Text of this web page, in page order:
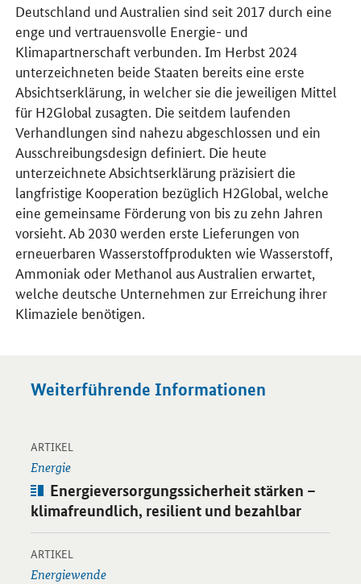
Deutschland und Australien sind seit 2017 durch eine
enge und vertrauensvolle Energie- und
Klimapartnerschaft verbunden. Im Herbst 2024
unterzeichneten beide Staaten bereits eine erste
Absichtserklärung, in welcher sie die jeweiligen Mittel
für H2Global zusagten. Die seitdem laufenden
Verhandlungen sind nahezu abgeschlossen und ein
Ausschreibungsdesign definiert. Die heute
unterzeichnete Absichtserklärung präzisiert die
langfristige Kooperation bezüglich H2Global, welche
eine gemeinsame Förderung von bis zu zehn Jahren
vorsieht. Ab 2030 werden erste Lieferungen von
erneuerbaren Wasserstoffprodukten wie Wasserstoff,
Ammoniak oder Methanol aus Australien erwartet,
welche deutsche Unternehmen zur Erreichung ihrer
Klimaziele benötigen.
Weiterführende Informationen
ARTIKEL
Energie
Artikel:
Energieversorgungssicherheit stärken –
klimafreundlich, resilient und bezahlbar
Öffnet Einzelsicht
ARTIKEL
Energiewende
Öffnet Einzelsicht